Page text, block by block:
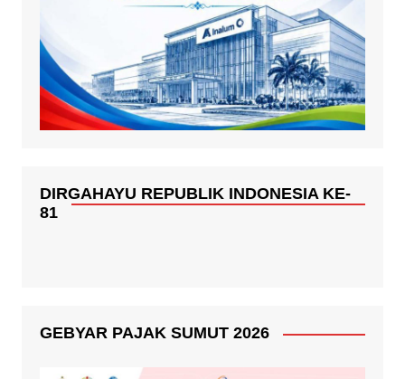
DIRGAHAYU REPUBLIK INDONESIA KE-
81
GEBYAR PAJAK SUMUT 2026